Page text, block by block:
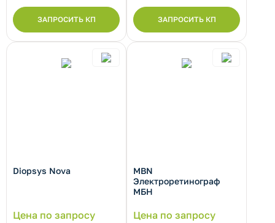
развернуть категорию
ЗАПРОСИТЬ КП ЗАПРОСИТЬ КП
Diopsys Nova
Цена по запросу
MBN
Электроретинограф
МБН
Цена по запросу